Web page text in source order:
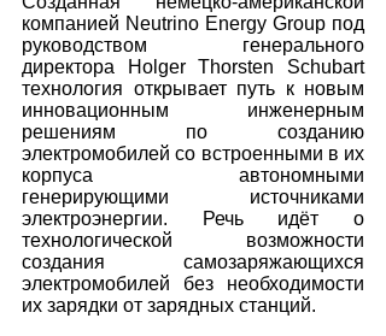
компанией Neutrino Energy Group под
руководством генерального
директора Holger Thorsten Schubart
технология открывает путь к новым
инновационным инженерным
решениям по созданию
электромобилей со встроенными в их
корпуса автономными
генерирующими источниками
электроэнергии. Речь идёт о
технологической возможности
создания самозаряжающихся
электромобилей без необходимости
их зарядки от зарядных станций.